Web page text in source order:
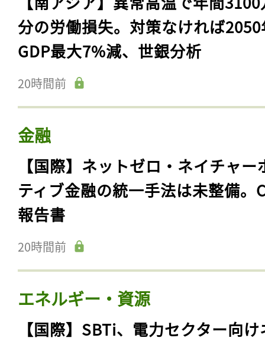
分の労働損失。対策なければ
GDP最大7%減、世銀分析
20時間前
金融
【国際】ネットゼロ・ネイチャー
ティブ金融の統一手法は未整備。
報告書
20時間前
エネルギー・資源
【国際】SBTi、電力セクター向